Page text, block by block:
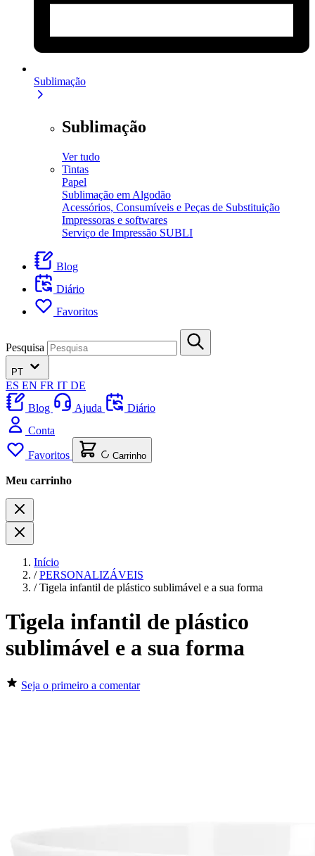
Sublimação
Sublimação
Ver tudo
Tintas
Papel
Sublimação em Algodão
Acessórios, Consumíveis e Peças de Substituição
Impressoras e softwares
Serviço de Impressão SUBLI
Blog
Diário
Favoritos
Pesquisa
PT
ES EN FR IT DE
Blog
Ajuda
Diário
Conta
Favoritos Carrinho
Meu carrinho
Início
/ PERSONALIZÁVEIS
/ Tigela infantil de plástico sublimável e a sua forma
Tigela infantil de plástico
sublimável e a sua forma
Seja o primeiro a comentar